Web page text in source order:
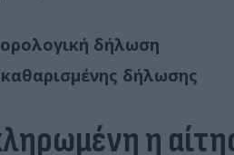
δήλωση
δήλωσης
η